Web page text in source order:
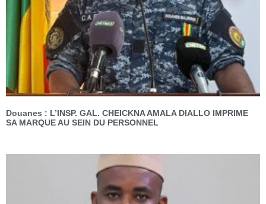
Douanes : L’INSP. GAL. CHEICKNA AMALA DIALLO IMPRIME
SA MARQUE AU SEIN DU PERSONNEL